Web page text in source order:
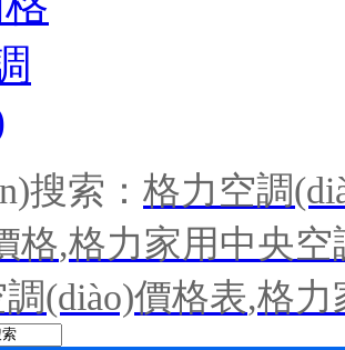
搜索： 格力空調
格,格力家用中央空
(diào)價格表,格力